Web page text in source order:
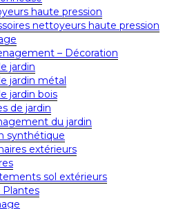
haute pression
nettoyeurs haute pression
– Décoration
jardin
jardin métal
jardin bois
de jardin
du jardin
synthétique
extérieurs
sol extérieurs
Plantes